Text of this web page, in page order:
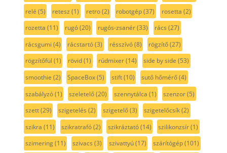
relé (5) retesz (1) retro(2) robotgép(37) rosetta (2)
rozetta (11) rugó(20) rugós-zsanér(33) rács (27)
rácsgumi (4) rácstartó(3) résszívó(8) rögzítő(27)
rögzítőfül (1) rövid(1) rúdmixer(14) side by side (53)
smoothie (2) SpaceBox(5) stift(10) sutő hőmérő(4)
szabályzó(1) szeletelő(20) szennytálca (1) szenzor(5)
szett(29) szigetelés (2) szigetelő(3) szigetelőcsík(2)
szikra (11) szikratrafó(2) szikráztató(14) szilikonzsír(1)
szimering(11) szivacs (3) szivattyú(17) szárítógép(101)